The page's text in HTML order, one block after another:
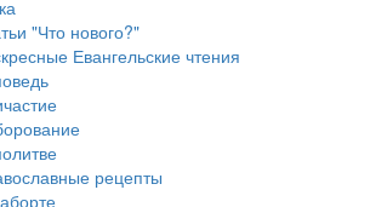
"Что нового?"
Евангельские чтения
рецепты